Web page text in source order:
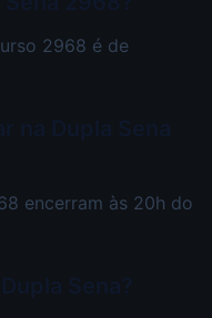
2968 é de
encerram às 20h do